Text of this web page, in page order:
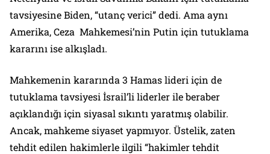
tavsiyesine Biden, “utanç verici” dedi. Ama aynı
Amerika, Ceza Mahkemesi’nin Putin için tutuklama
kararını ise alkışladı.
Mahkemenin kararında 3 Hamas lideri için de
tutuklama tavsiyesi İsrail’li liderler ile beraber
açıklandığı için siyasal sıkıntı yaratmış olabilir.
Ancak, mahkeme siyaset yapmıyor. Üstelik, zaten
tehdit edilen hakimlerle ilgili “hakimler tehdit